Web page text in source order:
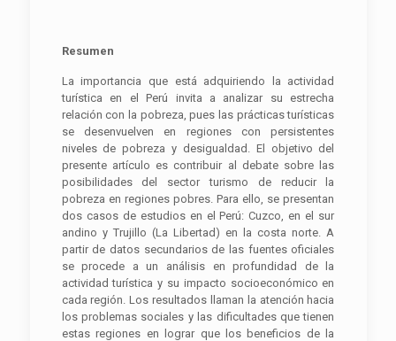
Resumen
La importancia que está adquiriendo la actividad
turística en el Perú invita a analizar su estrecha
relación con la pobreza, pues las prácticas turísticas
se desenvuelven en regiones con persistentes
niveles de pobreza y desigualdad. El objetivo del
presente artículo es contribuir al debate sobre las
posibilidades del sector turismo de reducir la
pobreza en regiones pobres. Para ello, se presentan
dos casos de estudios en el Perú: Cuzco, en el sur
andino y Trujillo (La Libertad) en la costa norte. A
partir de datos secundarios de las fuentes oficiales
se procede a un análisis en profundidad de la
actividad turística y su impacto socioeconómico en
cada región. Los resultados llaman la atención hacia
los problemas sociales y las dificultades que tienen
estas regiones en lograr que los beneficios de la